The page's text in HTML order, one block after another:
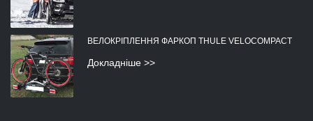
ВЕЛОКРІПЛЕННЯ ФАРКОП THULE VELOCOMPACT
Докладніше >>